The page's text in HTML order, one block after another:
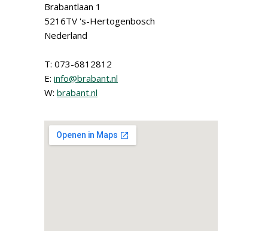
Brabantlaan 1
5216TV 's-Hertogenbosch
Nederland
T: 073-6812812
E: info@brabant.nl
W: brabant.nl